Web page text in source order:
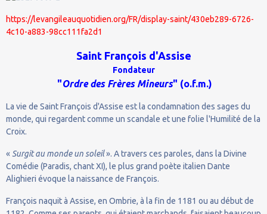
https://levangileauquotidien.org/FR/display-saint/430eb289-6726-
4c10-a883-98cc111fa2d1
Saint François d'Assise
Fondateur
"Ordre des Frères Mineurs" (o.f.m.)
La vie de Saint François d'Assise est la condamnation des sages du
monde, qui regardent comme un scandale et une folie l'Humilité de la
Croix.
« Surgit au monde un soleil». A travers ces paroles, dans la Divine
Comédie (Paradis, chant XI), le plus grand poète italien Dante
Alighieri évoque la naissance de François.
François naquit à Assise, en Ombrie, à la fin de 1181 ou au début de